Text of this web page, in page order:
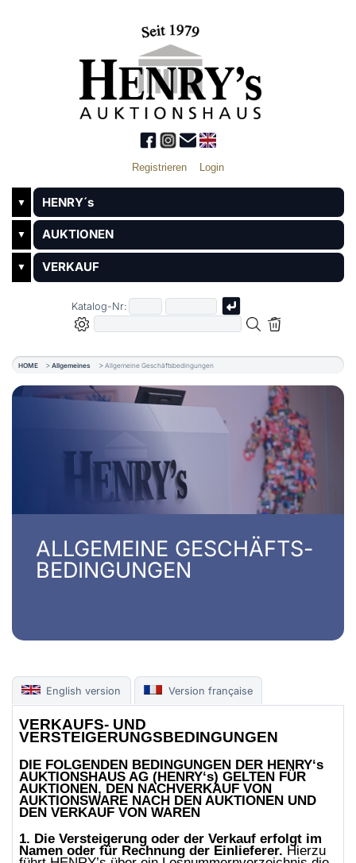
Registrieren Login
▼ HENRY´s
▼ AUKTIONEN
▼ VERKAUF
Katalog-Nr:
HOME Allgemeines Allgemeine Geschäftsbedingungen
ALLGEMEINE GESCHÄFTS­
BEDINGUNGEN
English version Version française